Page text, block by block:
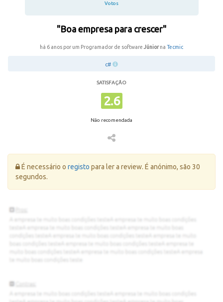
Votos
"Boa empresa para crescer"
há 6 anos por um Programador de software Júniorna Tecmic
c#
SATISFAÇÃO
2.6
Não recomendada
Erro:
É necessário o registo para ler a review. É anónimo, são 30
segundos.